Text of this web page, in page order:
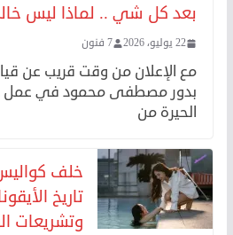
بعد كل شي .. لماذا ليس
22 يوليو، 2026 7 فنون
مع الإعلان من وقت قريب عن
بدور مصطفى محمود في عمل
الحيرة من
تاريخ
وتشريعات